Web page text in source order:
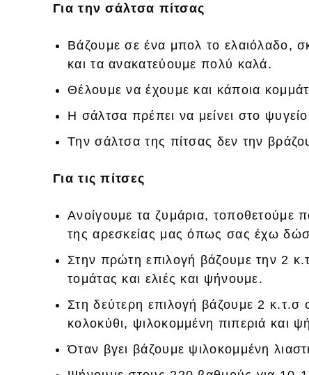
Για την σάλτσα πίτσας
Βάζουμε σε ένα μπολ το ελαιόλαδο,
και τα ανακατεύουμε πολύ καλά.
Θέλουμε να έχουμε και κάποια
Η σάλτσα πρέπει να μείνει στο
Την σάλτσα της πίτσας δεν την
Για τις πίτσες
Ανοίγουμε τα ζυμάρια, τοποθετούμε
της αρεσκείας μας όπως σας έχω
Στην πρώτη επιλογή βάζουμε την 2
τομάτας και ελιές και ψήνουμε.
Στη δεύτερη επιλογή βάζουμε 2 κ.τ.σ
κολοκύθι, ψιλοκομμένη πιπεριά και
Όταν βγει βάζουμε ψιλοκομμένη